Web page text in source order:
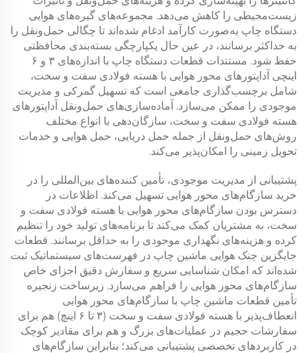
زیست‌محیطی را کاهش می‌دهد. مجموعه‌های گیره‌های هوایی
دستگاه چاپ به‌صورت کارآمد ادغام شده‌اند تا چگالی حمل‌ونقل را
به حداکثر برسانند، در عین حال یکپارچگی بسته‌بندی محافظتی
حفظ شود. مستندات قطعات دستگاه چاپ با اندازه‌های ۳ و ۶
اینچی آداپتورهای محور هوایی با هسته فولادی سفت و سخت،
شامل برچسب‌گذاری جامعی است که تسهیل گمرکی و مدیریت
موجودی را ممکن می‌سازد. آماده‌سازی‌های حمل‌ونقل آداپتورهای
هسته فولادی سفت و سخت، سازگان‌دهی با انواع مختلف
روش‌های حمل‌ونقل از جمله حمل دریایی، حمل هوایی و خدمات
تحویل زمینی را امکان‌پذیر می‌کند.
پشتیبانی از مدیریت موجودی، تأمین کننده‌های بین‌المللی را در
خرید سازگام‌های محور هوایی تسهیل می‌کند. اطلاعات در
دسترس بودن سازگام‌های محور هوایی با هسته فولادی سفت و
سخت، به مشتریان کمک می‌کند تا برنامه‌های تولید خود را تنظیم
کرده و هزینه‌های نگهداری موجودی را به حداقل برسانند. قطعات
جایگزین چنک هوایی ماشین چاپ در فهرست‌های سیستماتیک ثبت
شده‌اند که امکان شناسایی سریع و سفارش دقیق اجزای خاص
سازگام‌های محور هوایی را فراهم می‌سازد. زیرساخت زنجیره
تأمین قطعات ماشین چاپ با سازگام‌های محور هوایی
انعطاف‌پذیر با هسته فولادی سفت و سخت (۳ تا ۶ اینچ) هم برای
سفارشات حجیم در عملیات‌های بزرگ و هم برای مقادیر کوچک
در کاربردهای تخصصی پشتیبانی می‌کند؛ بنابراین سازگام‌های